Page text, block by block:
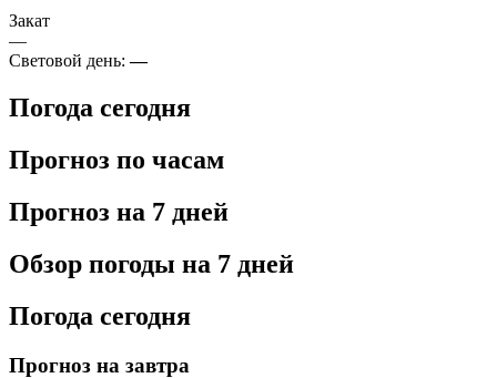
Закат
—
Световой день:—
Погода сегодня
Прогноз по часам
Прогноз на 7 дней
Обзор погоды на 7 дней
Погода сегодня
Прогноз на завтра